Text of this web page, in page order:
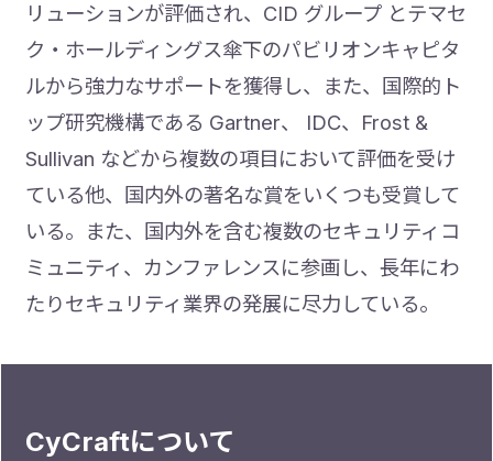
リューションが評価され、CID グループ とテマセ
ク・ホールディングス傘下のパビリオンキャピタ
ルから強力なサポートを獲得し、また、国際的ト
ップ研究機構である Gartner、 IDC、Frost &
Sullivan などから複数の項目において評価を受け
ている他、国内外の著名な賞をいくつも受賞して
いる。また、国内外を含む複数のセキュリティコ
ミュニティ、カンファレンスに参画し、長年にわ
たりセキュリティ業界の発展に尽力している。
CyCraftについて